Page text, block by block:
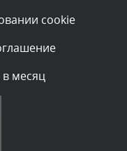
проверки
cookie
в месяц